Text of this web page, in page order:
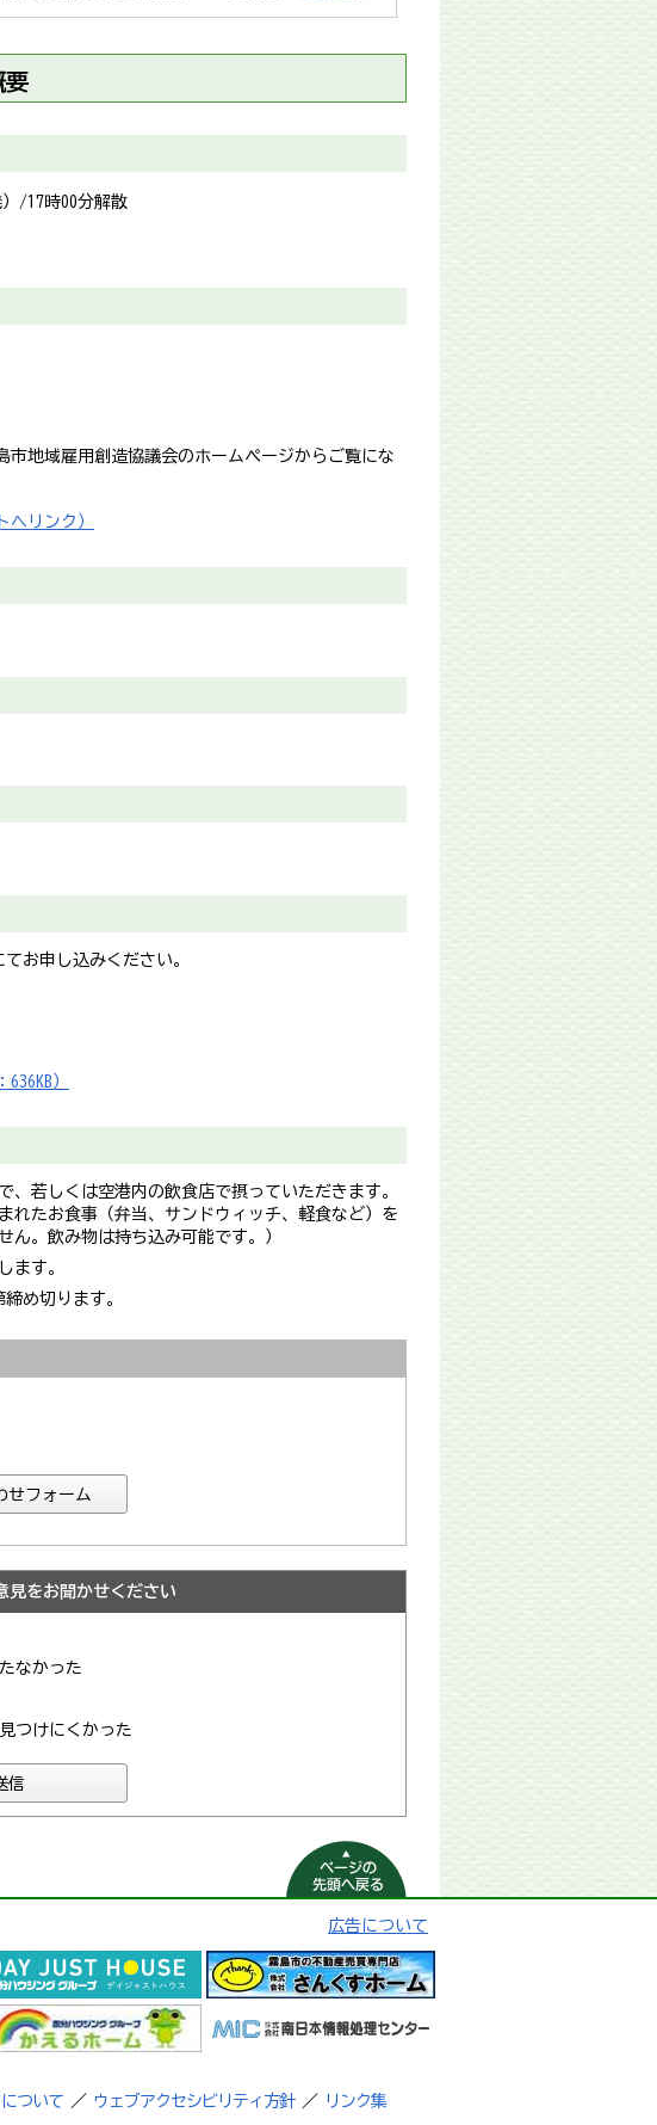
要
/17時00分解散
地域雇用創造協議会のホームページからご覧にな
リンク）
お申し込みください。
）
若しくは空港内の飲食店で摂っていただきます。
れたお食事（弁当、サンドウィッチ、軽食など）を
ん。飲み物は持ち込み可能です。）
ます。
め切ります。
見をお聞かせください
なかった
つけにくかった
ページの先頭へ
戻る
広告について
ついて ／ ウェブアクセシビリティ方針 ／ リンク集